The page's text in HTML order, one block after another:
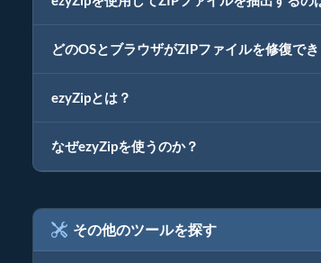
どのOSとブラウザがZIPファイルを修復で
ezyZipとは？
なぜezyZipを使うのか？
その他のツールを探す